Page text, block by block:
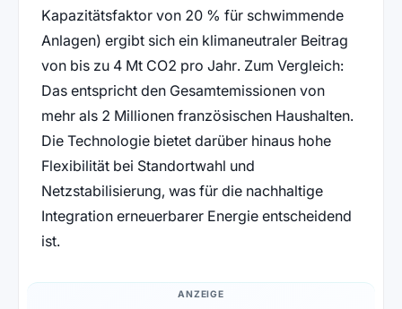
Kapazitätsfaktor von 20 % für schwimmende
Anlagen) ergibt sich ein klimaneutraler Beitrag
von bis zu 4 Mt CO2 pro Jahr. Zum Vergleich:
Das entspricht den Gesamtemissionen von
mehr als 2 Millionen französischen Haushalten.
Die Technologie bietet darüber hinaus hohe
Flexibilität bei Standortwahl und
Netzstabilisierung, was für die nachhaltige
Integration erneuerbarer Energie entscheidend
ist.
ANZEIGE